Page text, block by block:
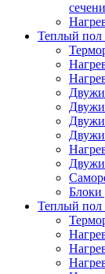
Теплый
Блоки
Теплый